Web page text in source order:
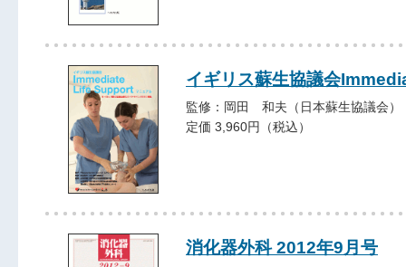
イギリス蘇生協議会
監修：岡田 和夫（日本蘇生協議会）
定価 3,960円（税込）
消化器外科 2012年9月号